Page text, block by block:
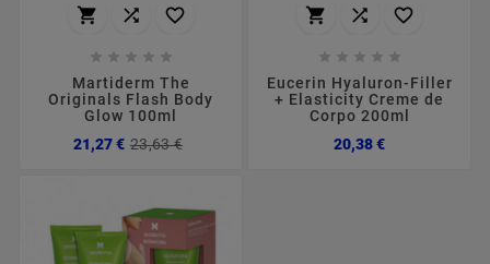
  
    
Martiderm The
Originals Flash Body
Glow 100ml
21,27 € 23,63 €
  
    
Eucerin Hyaluron-Filler
+ Elasticity Creme de
Corpo 200ml
20,38 €Preço